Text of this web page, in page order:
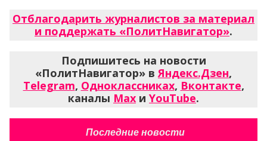
Отблагодарить журналистов за материал
и поддержать «ПолитНавигатор».
Подпишитесь на новости
«ПолитНавигатор» вЯндекс.Дзен,
Telegram, Одноклассниках, Вконтакте,
каналы Max и YouTube.
Последние новости